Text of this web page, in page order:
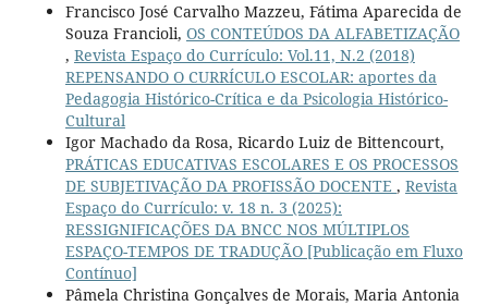
Francisco José Carvalho Mazzeu, Fátima Aparecida de
Souza Francioli, OS CONTEÚDOS DA ALFABETIZAÇÃO
, Revista Espaço do Currículo: Vol.11, N.2 (2018)
REPENSANDO O CURRÍCULO ESCOLAR: aportes da
Pedagogia Histórico-Crítica e da Psicologia Histórico-
Cultural
Igor Machado da Rosa, Ricardo Luiz de Bittencourt,
PRÁTICAS EDUCATIVAS ESCOLARES E OS PROCESSOS
DE SUBJETIVAÇÃO DA PROFISSÃO DOCENTE , Revista
Espaço do Currículo: v. 18 n. 3 (2025):
RESSIGNIFICAÇÕES DA BNCC NOS MÚLTIPLOS
ESPAÇO-TEMPOS DE TRADUÇÃO [Publicação em Fluxo
Contínuo]
Pâmela Christina Gonçalves de Morais, Maria Antonia